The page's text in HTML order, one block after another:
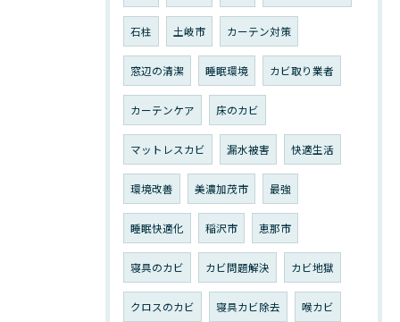
石柱 土岐市 カーテン対策
窓辺の清潔 睡眠環境 カビ取り業者
カーテンケア 床のカビ
マットレスカビ 漏水被害 快適生活
環境改善 美濃加茂市 最強
睡眠快適化 稲沢市 恵那市
寝具のカビ カビ問題解決 カビ地獄
クロスのカビ 寝具カビ除去 喉カビ